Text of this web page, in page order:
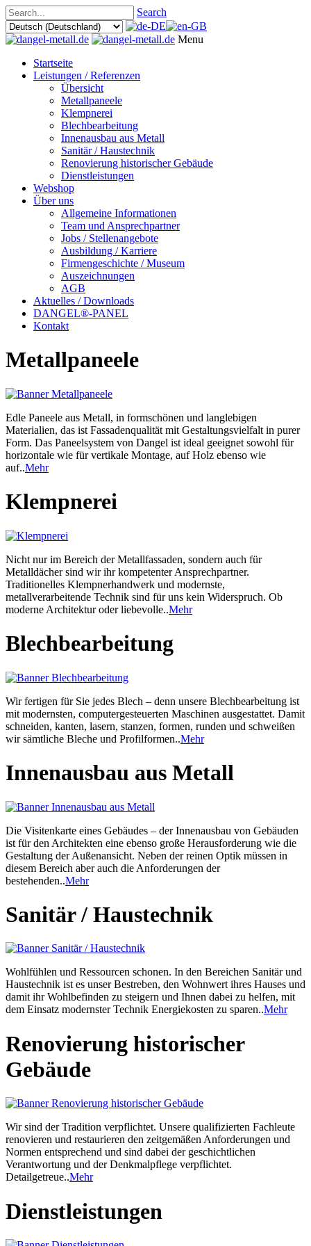
Search
Menu
Startseite
Leistungen / Referenzen
Übersicht
Metallpaneele
Klempnerei
Blechbearbeitung
Innenausbau aus Metall
Sanitär / Haustechnik
Renovierung historischer Gebäude
Dienstleistungen
Webshop
Über uns
Allgemeine Informationen
Team und Ansprechpartner
Jobs / Stellenangebote
Ausbildung / Karriere
Firmengeschichte / Museum
Auszeichnungen
AGB
Aktuelles / Downloads
DANGEL®-PANEL
Kontakt
Metallpaneele
Edle Paneele aus Metall, in formschönen und langlebigen
Materialien, das ist Fassadenqualität mit Gestaltungsvielfalt in purer
Form. Das Paneelsystem von Dangel ist ideal geeignet sowohl für
horizontale wie für vertikale Montage, auf Holz ebenso wie
auf..Mehr
Klempnerei
Nicht nur im Bereich der Metallfassaden, sondern auch für
Metalldächer sind wir ihr kompetenter Ansprechpartner.
Traditionelles Klempnerhandwerk und modernste,
metallverarbeitende Technik sind für uns kein Widerspruch. Ob
moderne Architektur oder liebevolle..Mehr
Blechbearbeitung
Wir fertigen für Sie jedes Blech – denn unsere Blechbearbeitung ist
mit modernsten, computergesteuerten Maschinen ausgestattet. Damit
schneiden, kanten, lasern, stanzen, formen, runden und schweißen
wir sämtliche Bleche und Profilformen..Mehr
Innenausbau aus Metall
Die Visitenkarte eines Gebäudes – der Innenausbau von Gebäuden
ist für den Architekten eine ebenso große Herausforderung wie die
Gestaltung der Außenansicht. Neben der reinen Optik müssen in
diesem Bereich aber auch die Anforderungen der
bestehenden..Mehr
Sanitär / Haustechnik
Wohlfühlen und Ressourcen schonen. In den Bereichen Sanitär und
Haustechnik ist es unser Bestreben, den Wohnwert ihres Hauses und
damit ihr Wohlbefinden zu steigern und Ihnen dabei zu helfen, mit
dem Einsatz modernster Technik Energiekosten zu sparen..Mehr
Renovierung historischer
Gebäude
Wir sind der Tradition verpflichtet. Unsere qualifizierten Fachleute
renovieren und restaurieren den zeitgemäßen Anforderungen und
Normen entsprechend und sind dabei der geschichtlichen
Verantwortung und der Denkmalpflege verpflichtet.
Detailgetreue..Mehr
Dienstleistungen